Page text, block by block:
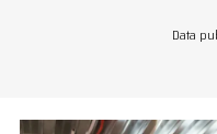
Data